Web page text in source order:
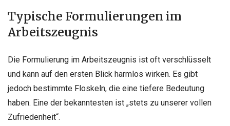
Typische Formulierungen im
Arbeitszeugnis
Die Formulierung im Arbeitszeugnis ist oft verschlüsselt
und kann auf den ersten Blick harmlos wirken. Es gibt
jedoch bestimmte Floskeln, die eine tiefere Bedeutung
haben. Eine der bekanntesten ist „stets zu unserer vollen
Zufriedenheit“.